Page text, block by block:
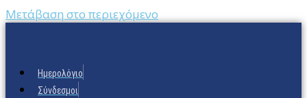
Μετάβαση στο περιεχόμενο
Ημερολόγιο
Σύνδεσμοι